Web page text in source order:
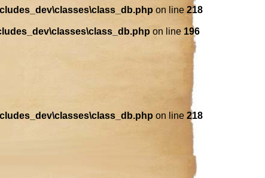
on line 218
on line 196
on line 218